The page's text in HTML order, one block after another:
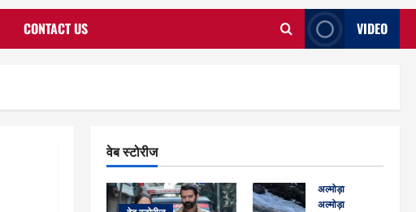
CONTACT US VIDEO
वेब स्टोरीज
अल्मोड़ा
अल्मोड़ा और इतिहास